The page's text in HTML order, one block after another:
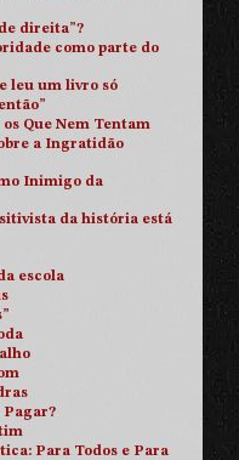
direita”?
como parte do
leu um livro só
os Que Nem Tentam
a Ingratidão
Inimigo da
da história está
escola
Pagar?
Para Todos e Para